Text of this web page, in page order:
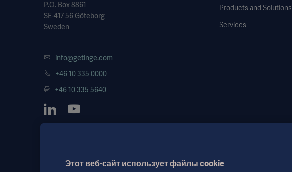
P.O. Box 8861
SE-417 56 Göteborg
Sweden
info@getinge.com
+46 10 335 0000
+46 10 335 5640
Products and Solutions
Services
Этот веб-сайт использует файлы cookie